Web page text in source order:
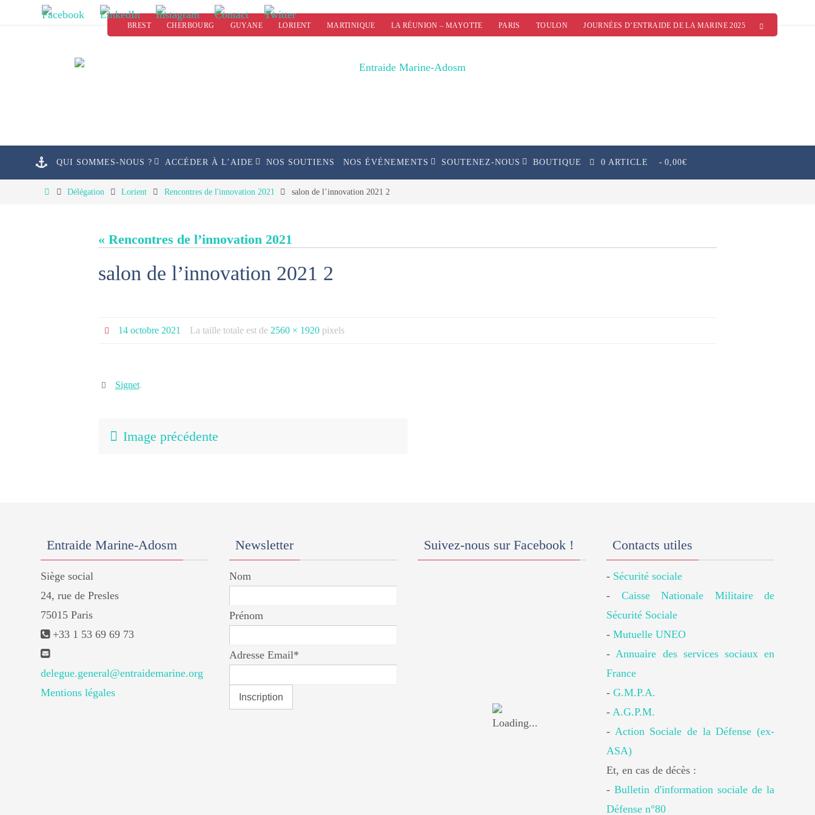
BREST CHERBOURG GUYANE LORIENT MARTINIQUE LA RÉUNION – MAYOTTE PARIS TOULON JOURNÉES D’ENTRAIDE DE LA MARINE 2025
QUI SOMMES-NOUS ? ACCÉDER À L’AIDE NOS SOUTIENS NOS ÉVÉNEMENTS SOUTENEZ-NOUS BOUTIQUE 0 ARTICLE 0,00€
HomeDélégation Lorient Rencontres de l'innovation 2021 salon de l’innovation 2021 2
« Rencontres de l’innovation 2021
salon de l’innovation 2021 2
14 octobre 2021 La taille totale est de 2560 × 1920pixels
Signet.
Image précédente
Entraide Marine-Adosm
Siège social
24, rue de Presles
75015 Paris
+33 1 53 69 69 73
delegue.general@entraidemarine.org
Mentions légales
Newsletter
Nom
Prénom
Adresse Email*
Suivez-nous sur Facebook ! Contacts utiles
- Sécurité sociale
- Caisse Nationale Militaire de
Sécurité Sociale
-Mutuelle UNEO
-Annuaire des services sociaux en
France
-G.M.P.A.
-A.G.P.M.
- Action Sociale de la Défense (ex-
ASA)
Et, en cas de décès :
-Bulletin d'information sociale de la
Défense n°80